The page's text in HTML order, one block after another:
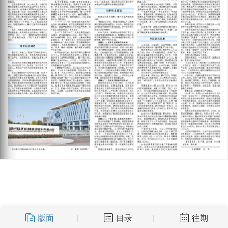
版面 | 目录 | 往期